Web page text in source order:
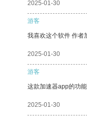
2025-01-30
游客
我喜欢这个软件 作者
2025-01-30
游客
这款加速器app的功
2025-01-30